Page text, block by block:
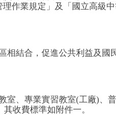
作業規定」及「國立高級
相結合，促進公共利益及國
室、專業實習教室(工廠)、
收費標準如附件一。